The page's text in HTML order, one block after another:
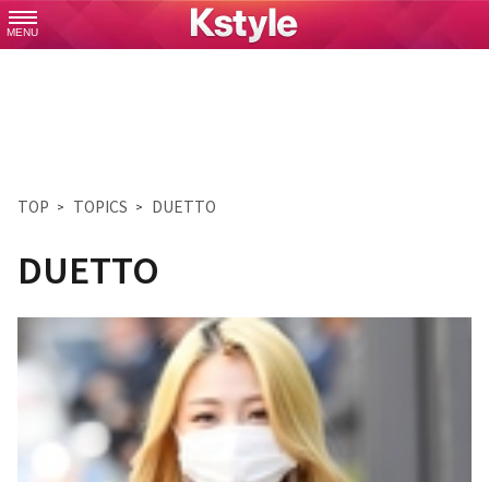
MENU
TOP TOPICS DUETTO
DUETTO